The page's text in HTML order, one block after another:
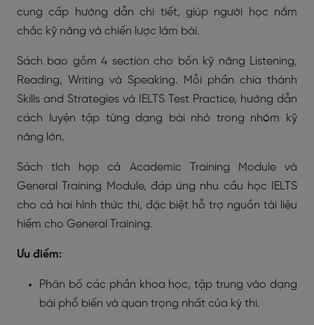
cung cấp hướng dẫn chi tiết, giúp người học nắm
chắc kỹ năng và chiến lược làm bài.
Sách bao gồm 4 section cho bốn kỹ năng Listening,
Reading, Writing và Speaking. Mỗi phần chia thành
Skills and Strategies và IELTS Test Practice, hướng dẫn
cách luyện tập từng dạng bài nhỏ trong nhóm kỹ
năng lớn.
Sách tích hợp cả Academic Training Module và
General Training Module, đáp ứng nhu cầu học IELTS
cho cả hai hình thức thi, đặc biệt hỗ trợ nguồn tài liệu
hiếm cho General Training.
Ưu điểm:
Phân bố các phần khoa học, tập trung vào dạng
bài phổ biến và quan trọng nhất của kỳ thi.